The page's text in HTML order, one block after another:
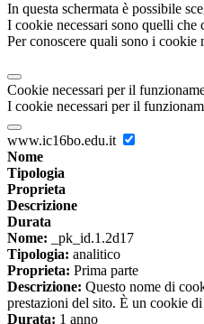
In questa schermata è possibile
I cookie necessari sono quelli
Per conoscere quali sono i cookie
Cookie necessari per il
I cookie necessari per il
www.ic16bo.edu.it
Nome
Tipologia
Proprieta
Descrizione
Durata
Nome: _pk_id.1.2d17
Tipologia: analitico
Proprieta: Prima parte
Descrizione: Questo nome di
prestazioni del sito. È un cookie
Durata: 1 anno